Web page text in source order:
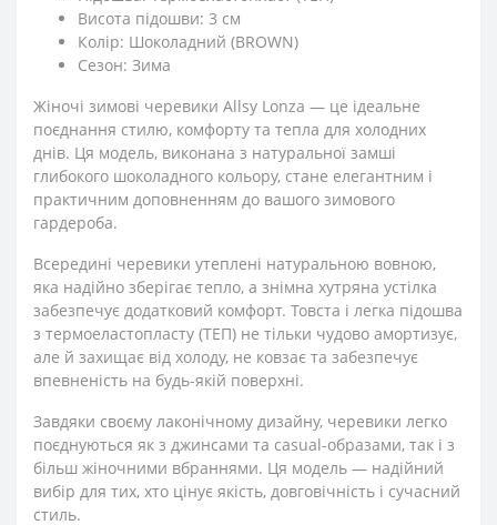
Висота підошви: 3 см
Колір: Шоколадний (BROWN)
Сезон: Зима
Жіночі зимові черевики Allsy Lonza — це ідеальне
поєднання стилю, комфорту та тепла для холодних
днів. Ця модель, виконана з натуральної замші
глибокого шоколадного кольору, стане елегантним і
практичним доповненням до вашого зимового
гардероба.
Всередині черевики утеплені натуральною вовною,
яка надійно зберігає тепло, а знімна хутряна устілка
забезпечує додатковий комфорт. Товста і легка підошва
з термоеластопласту (ТЕП) не тільки чудово амортизує,
але й захищає від холоду, не ковзає та забезпечує
впевненість на будь-якій поверхні.
Завдяки своєму лаконічному дизайну, черевики легко
поєднуються як з джинсами та casual-образами, так і з
більш жіночними вбраннями. Ця модель — надійний
вибір для тих, хто цінує якість, довговічність і сучасний
стиль.